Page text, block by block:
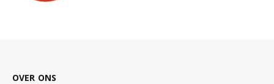
OVER ONS